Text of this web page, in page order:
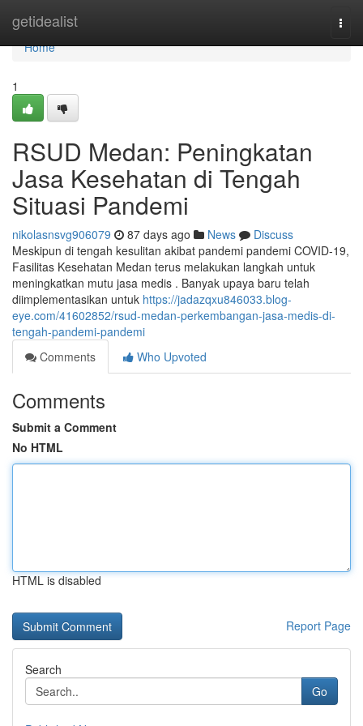
getidealist
Home
Home
1
RSUD Medan: Peningkatan
Jasa Kesehatan di Tengah
Situasi Pandemi
nikolasnsvg906079 87 days ago News
Discuss
Meskipun di tengah kesulitan akibat pandemi pandemi COVID-19,
Fasilitas Kesehatan Medan terus melakukan langkah untuk
meningkatkan mutu jasa medis . Banyak upaya baru telah
diimplementasikan untuk https://jadazqxu846033.blog-
eye.com/41602852/rsud-medan-perkembangan-jasa-medis-di-
tengah-pandemi-pandemi
Comments
Who Upvoted
Comments
Submit a Comment
No HTML
HTML is disabled
Report Page
Search
Go